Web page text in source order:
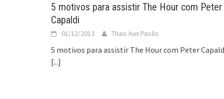
5 motivos para assistir The Hour com Peter
Capaldi
01/12/2013 Thais Aux Pavão
5 motivos para assistir The Hour com Peter
[...]